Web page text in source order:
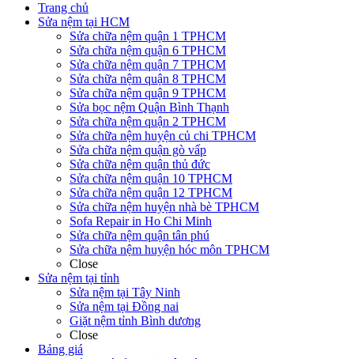
Trang chủ
Sửa nệm tại HCM
Sửa chữa nệm quận 1 TPHCM
Sửa chữa nệm quận 6 TPHCM
Sửa chữa nệm quận 7 TPHCM
Sửa chữa nệm quận 8 TPHCM
Sửa chữa nệm quận 9 TPHCM
Sửa bọc nệm Quận Bình Thạnh
Sửa chữa nệm quận 2 TPHCM
Sửa chữa nệm huyện củ chi TPHCM
Sửa chữa nệm quận gò vấp
Sửa chữa nệm quận thủ đức
Sửa chữa nệm quận 10 TPHCM
Sửa chữa nệm quận 12 TPHCM
Sửa chữa nệm huyện nhà bè TPHCM
Sofa Repair in Ho Chi Minh
Sửa chữa nệm quận tân phú
Sửa chữa nệm huyện hóc môn TPHCM
Close
Sửa nệm tại tỉnh
Sửa nệm tại Tây Ninh
Sửa nệm tại Đồng nai
Giặt nệm tỉnh Bình dương
Close
Bảng giá